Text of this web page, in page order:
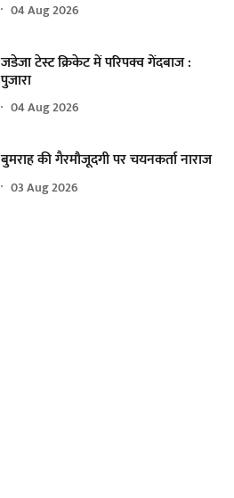
04 Aug 2026
जडेजा टेस्ट क्रिकेट में परिपक्व गेंदबाज :
पुजारा
04 Aug 2026
बुमराह की गैरमौजूदगी पर चयनकर्ता नाराज
03 Aug 2026